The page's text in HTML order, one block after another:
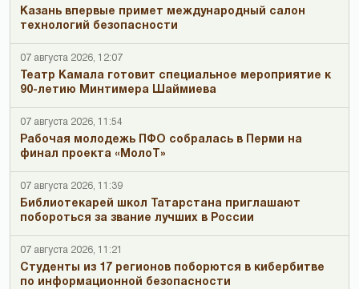
Казань впервые примет международный салон
технологий безопасности
07 августа 2026, 12:07
Театр Камала готовит специальное мероприятие к
90-летию Минтимера Шаймиева
07 августа 2026, 11:54
Рабочая молодежь ПФО собралась в Перми на
финал проекта «МолоТ»
07 августа 2026, 11:39
Библиотекарей школ Татарстана приглашают
побороться за звание лучших в России
07 августа 2026, 11:21
Студенты из 17 регионов поборются в кибербитве
по информационной безопасности